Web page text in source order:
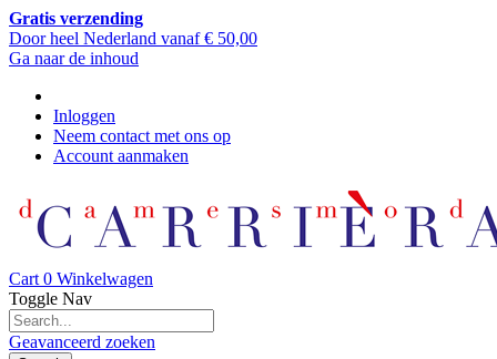
Gratis verzending
Door heel Nederland vanaf € 50,00
Ga naar de inhoud
Inloggen
Neem contact met ons op
Account aanmaken
Cart 0 Winkelwagen
Toggle Nav
Geavanceerd zoeken